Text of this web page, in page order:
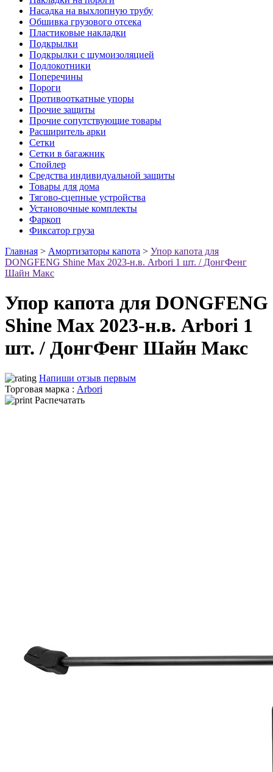
Насадка на выхлопную трубу
Обшивка грузового отсека
Пластиковые накладки
Подкрылки
Подкрылки с шумоизоляцией
Подлокотники
Поперечины
Пороги
Противооткатные упоры
Прочие защиты
Прочие сопутствующие товары
Расширитель арки
Сетки
Сетки в багажник
Спойлер
Средства индивидуальной защиты
Товары для дома
Тягово-сцепные устройства
Установочные комплекты
Фаркоп
Фиксатор груза
Главная > Амортизаторы капота > Упор капота для
DONGFENG Shine Max 2023-н.в. Arbori 1 шт. / ДонгФенг
Шайн Макс
Упор капота для DONGFENG
Shine Max 2023-н.в. Arbori 1
шт. / ДонгФенг Шайн Макс
Напиши отзыв первым
Торговая марка : Arbori
Распечатать